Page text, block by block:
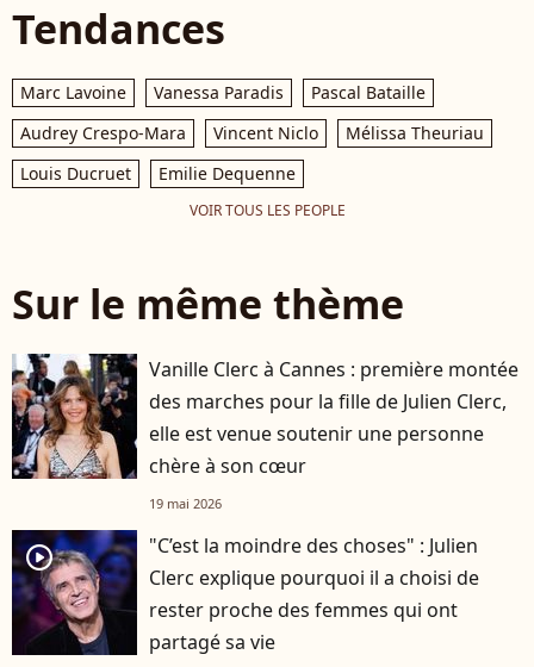
Tendances
Marc Lavoine Vanessa Paradis
Pascal Bataille
Audrey Crespo-Mara
Vincent Niclo
Mélissa Theuriau
Louis Ducruet
Emilie Dequenne
VOIR TOUS LES PEOPLE
Sur le même thème
Vanille Clerc à Cannes : première montée
des marches pour la fille de Julien Clerc,
elle est venue soutenir une personne
chère à son cœur
19 mai 2026
player2
"C’est la moindre des choses" : Julien
Clerc explique pourquoi il a choisi de
rester proche des femmes qui ont
partagé sa vie